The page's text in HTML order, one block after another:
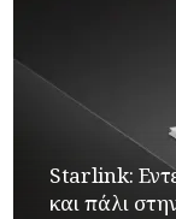
Starlink:
και πάλι